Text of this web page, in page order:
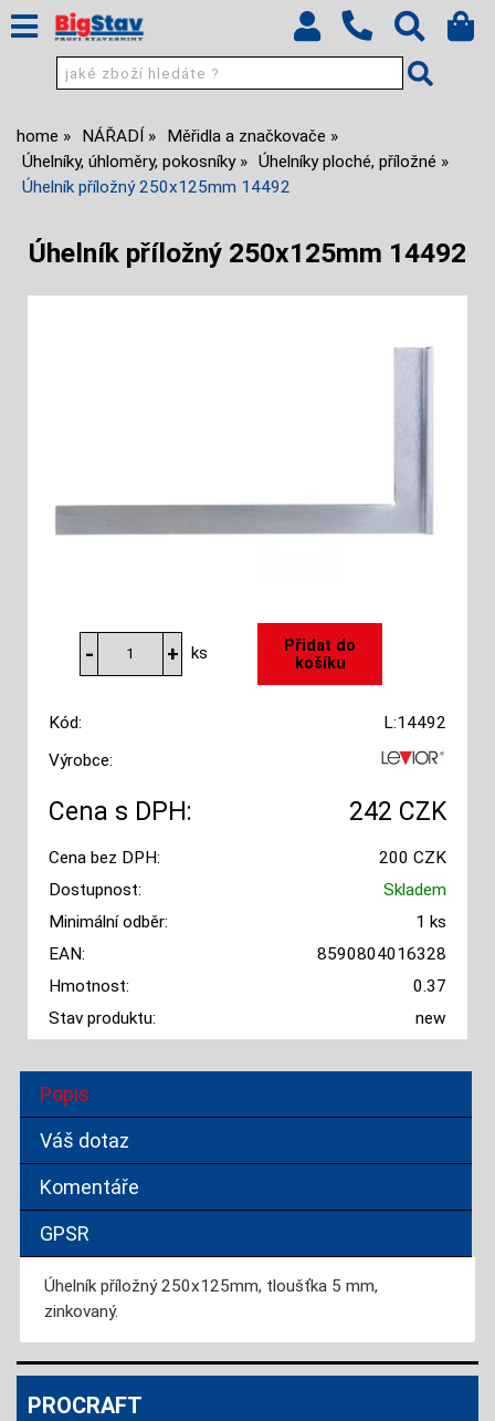
home NÁŘADÍ
Měřidla a značkovače
Úhelníky, úhloměry, pokosníky
Úhelníky ploché, příložné
Úhelník příložný 250x125mm 14492
Úhelník příložný 250x125mm 14492
ks
Kód:
L:14492
Výrobce:
Cena s DPH: 242 CZK
Cena bez DPH:
200 CZK
Dostupnost:
Skladem
Minimální odběr:
1 ks
EAN:
8590804016328
Hmotnost:
0.37
Stav produktu:
new
Popis
Váš dotaz
Komentáře
GPSR
Úhelník příložný 250x125mm, tloušťka 5 mm,
zinkovaný.
PROCRAFT